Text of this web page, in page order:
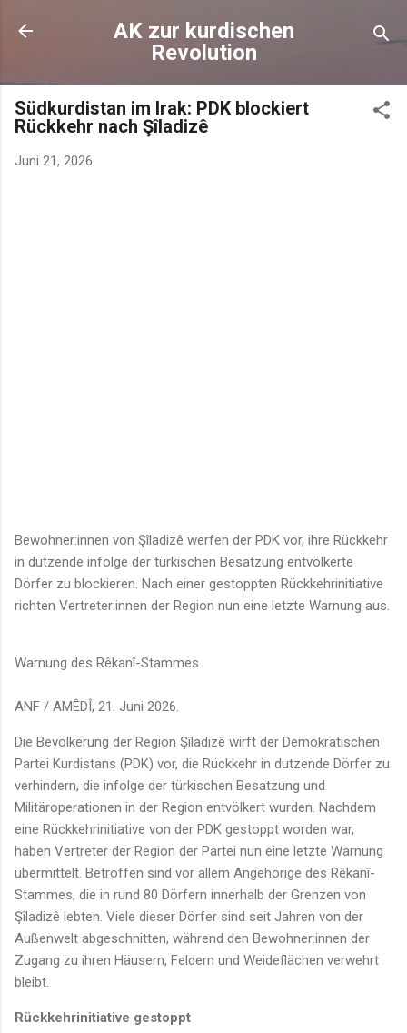
AK zur kurdischen
Revolution
Südkurdistan im Irak: PDK blockiert
Rückkehr nach Şîladizê
Juni 21, 2026
Bewohner:innen von Şîladizê werfen der PDK vor, ihre Rückkehr
in dutzende infolge der türkischen Besatzung entvölkerte
Dörfer zu blockieren. Nach einer gestoppten Rückkehrinitiative
richten Vertreter:innen der Region nun eine letzte Warnung aus.
Warnung des Rêkanî-Stammes
ANF / AMÊDÎ, 21. Juni 2026.
Die Bevölkerung der Region Şîladizê wirft der Demokratischen
Partei Kurdistans (PDK) vor, die Rückkehr in dutzende Dörfer zu
verhindern, die infolge der türkischen Besatzung und
Militäroperationen in der Region entvölkert wurden. Nachdem
eine Rückkehrinitiative von der PDK gestoppt worden war,
haben Vertreter der Region der Partei nun eine letzte Warnung
übermittelt. Betroffen sind vor allem Angehörige des Rêkanî-
Stammes, die in rund 80 Dörfern innerhalb der Grenzen von
Şîladizê lebten. Viele dieser Dörfer sind seit Jahren von der
Außenwelt abgeschnitten, während den Bewohner:innen der
Zugang zu ihren Häusern, Feldern und Weideflächen verwehrt
bleibt.
Rückkehrinitiative gestoppt